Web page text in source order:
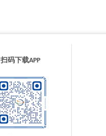
扫码下载APP